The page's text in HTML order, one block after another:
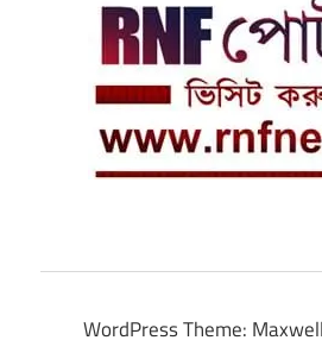
WordPress Theme: